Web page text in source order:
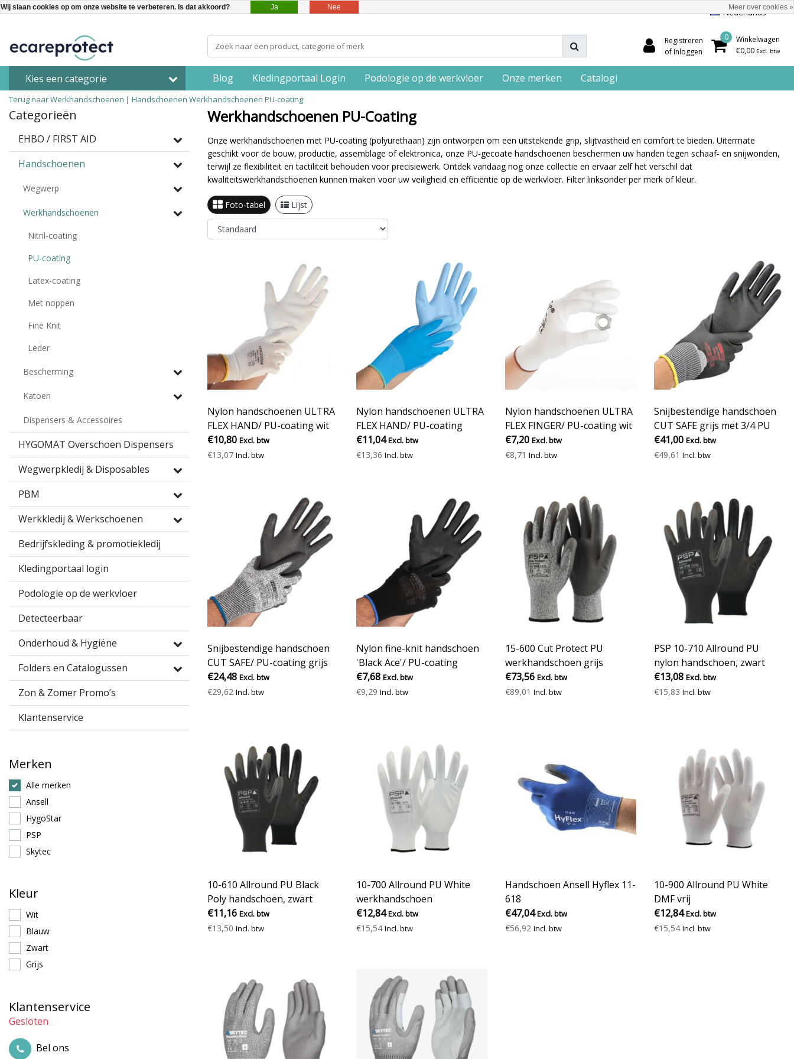
Nederlands
Registreren
of Inloggen
0
Winkelwagen
€0,00 Excl. btw
Kies een categorie Blog Kledingportaal Login Podologie op de werkvloer Onze merken Catalogi
Terug naar Werkhandschoenen | Handschoenen Werkhandschoenen PU-coating
Categorieën
EHBO / FIRST AID
Handschoenen
Wegwerp
Werkhandschoenen
Nitril-coating
PU-coating
Latex-coating
Met noppen
Fine Knit
Leder
Bescherming
Katoen
Dispensers & Accessoires
HYGOMAT Overschoen Dispensers
Wegwerpkledij & Disposables
PBM
Werkkledij & Werkschoenen
Bedrijfskleding & promotiekledij
Kledingportaal login
Podologie op de werkvloer
Detecteerbaar
Onderhoud & Hygiëne
Folders en Catalogussen
Zon & Zomer Promo’s
Klantenservice
Merken
Alle merken
Ansell
HygoStar
PSP
Skytec
Kleur
Wit
Blauw
Zwart
Grijs
Klantenservice
Gesloten
Bel ons
Werkhandschoenen PU-Coating
Onze werkhandschoenen met PU-coating (polyurethaan) zijn ontworpen om een uitstekende grip, slijtvastheid en comfort te bieden. Uitermate
geschikt voor de bouw, productie, assemblage of elektronica, onze PU-gecoate handschoenen beschermen uw handen tegen schaaf- en snijwonden,
terwijl ze flexibiliteit en tactiliteit behouden voor precisiewerk. Ontdek vandaag nog onze collectie en ervaar zelf het verschil dat
kwaliteitswerkhandschoenen kunnen maken voor uw veiligheid en efficiëntie op de werkvloer. Filter linksonder per merk of kleur.
Foto-tabel Lijst
Nylon handschoenen ULTRA
FLEX HAND/ PU-coating wit
€10,80 Excl. btw
€13,07 Incl. btw
Nylon handschoenen ULTRA
FLEX HAND/ PU-coating
blauw
€11,04 Excl. btw
€13,36 Incl. btw
Nylon handschoenen ULTRA
FLEX FINGER/ PU-coating wit
€7,20 Excl. btw
€8,71 Incl. btw
Snijbestendige handschoen
CUT SAFE grijs met 3/4 PU
coating
€41,00 Excl. btw
€49,61 Incl. btw
Snijbestendige handschoen
CUT SAFE/ PU-coating grijs
€24,48 Excl. btw
€29,62 Incl. btw
Nylon fine-knit handschoen
'Black Ace'/ PU-coating
€7,68 Excl. btw
€9,29 Incl. btw
15-600 Cut Protect PU
werkhandschoen grijs
€73,56 Excl. btw
€89,01 Incl. btw
PSP 10-710 Allround PU
nylon handschoen, zwart
€13,08 Excl. btw
€15,83 Incl. btw
10-610 Allround PU Black
Poly handschoen, zwart
€11,16 Excl. btw
€13,50 Incl. btw
10-700 Allround PU White
werkhandschoen
€12,84 Excl. btw
€15,54 Incl. btw
Handschoen Ansell Hyflex 11-
618
€47,04 Excl. btw
€56,92 Incl. btw
10-900 Allround PU White
DMF vrij
€12,84 Excl. btw
€15,54 Incl. btw
Wij slaan cookies op om onze website te verbeteren. Is dat akkoord? Ja Nee Meer over cookies »